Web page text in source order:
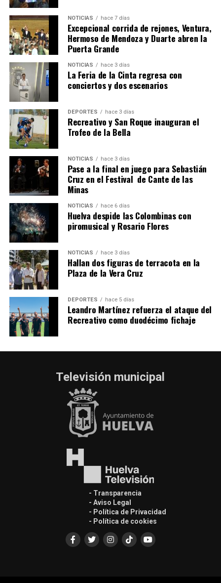
6º DÍA DE LAS FIESTAS COLOMBINAS 2026
hace 6 días Huelvatv
QUINTA CORRIDA DE LAS FIESTAS COLOMBINAS
2026
hace 7 días· Huelvatv
NOTICIAS hace 7 días
Excepcional corrida de rejones, Ventura,
Hermoso de Mendoza y Duarte abren la
Puerta Grande
NOTICIAS hace 3 días
La Feria de la Cinta regresa con
conciertos y dos escenarios
DEPORTES hace 3 días
Recreativo y San Roque inauguran el
Trofeo de la Bella
NOTICIAS hace 3 días
Pase a la final en juego para Sebastián
Cruz en el Festival de Cante de las
Minas
NOTICIAS hace 6 días
Huelva despide las Colombinas con
piromusical y Rosario Flores
NOTICIAS hace 3 días
Hallan dos figuras de terracota en la
Plaza de la Vera Cruz
DEPORTES hace 5 días
Leandro Martínez refuerza el ataque del
Recreativo como duodécimo fichaje
Televisión municipal
- Transparencia
- Aviso Legal
- Política de Privacidad
- Política de cookies